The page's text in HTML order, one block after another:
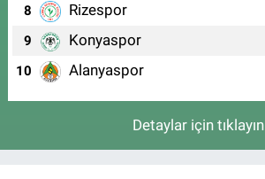
8 Rizespor
9 Konyaspor
10 Alanyaspor
Detaylar için tıklayın